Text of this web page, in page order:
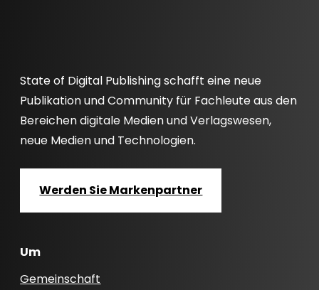
State of Digital Publishing schafft eine neue
Publikation und Community für Fachleute aus den
Bereichen digitale Medien und Verlagswesen,
neue Medien und Technologien.
Werden Sie Markenpartner
Um
Gemeinschaft